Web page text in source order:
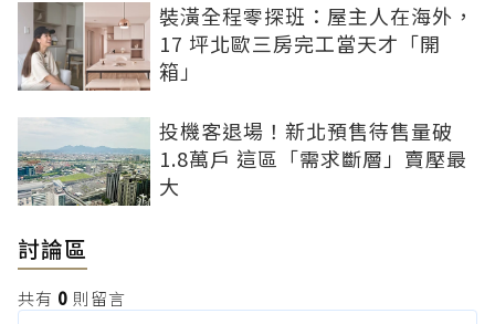
裝潢全程零探班：屋主人在海外，
17 坪北歐三房完工當天才「開
箱」
投機客退場！新北預售待售量破
1.8萬戶 這區「需求斷層」賣壓最
大
討論區
共有 0 則留言